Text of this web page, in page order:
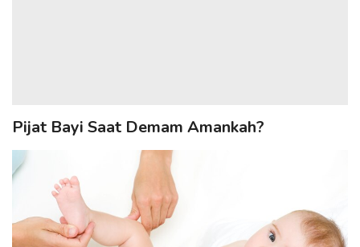
Pijat Bayi Saat Demam Amankah?